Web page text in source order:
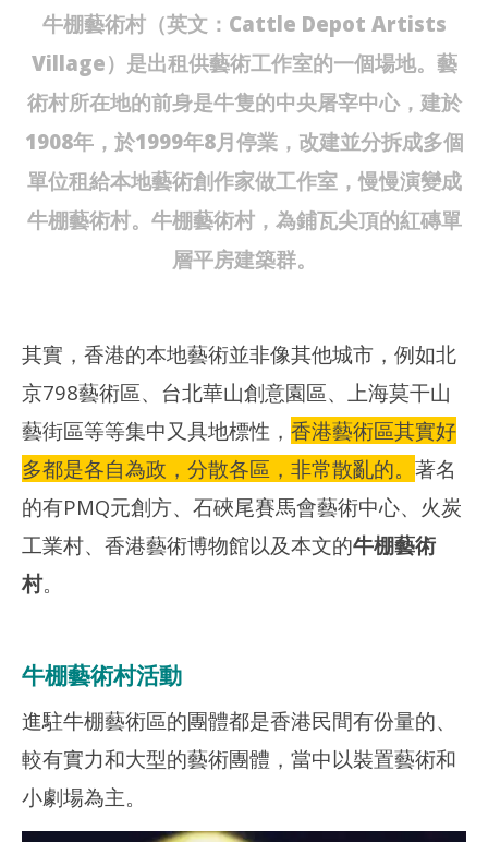
牛棚藝術村（英文：Cattle Depot Artists
Village）是出租供藝術工作室的一個場地。藝
術村所在地的前身是牛隻的中央屠宰中心，建於
1908年，於1999年8月停業，改建並分拆成多個
單位租給本地藝術創作家做工作室，慢慢演變成
牛棚藝術村。牛棚藝術村，為鋪瓦尖頂的紅磚單
層平房建築群。
其實，香港的本地藝術並非像其他城市，例如北
京798藝術區、台北華山創意園區、上海莫干山
藝街區等等集中又具地標性， 香港藝術區其實好
多都是各自為政，分散各區，非常散亂的。 著名
的有PMQ元創方、石硤尾賽馬會藝術中心、火炭
工業村、香港藝術博物館以及本文的牛棚藝術
村。
牛棚藝術村活動
進駐牛棚藝術區的團體都是香港民間有份量的、
較有實力和大型的藝術團體，當中以裝置藝術和
小劇場為主。